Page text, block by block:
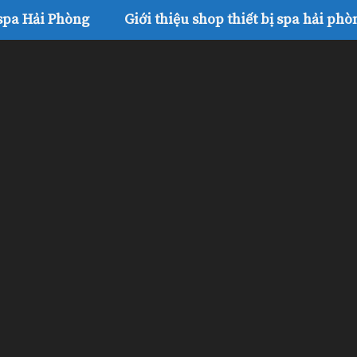
Hải Phòng Giới thiệu shop thiết bị spa hải